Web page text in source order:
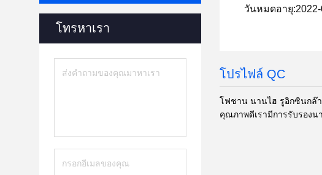
โทรหาเรา
วันหมดอายุ:2022-
โปรไฟล์ QC
โฟชาน นานไฮ รูอิกซินกล๊
คุณภาพดีเรามีการรับรองน